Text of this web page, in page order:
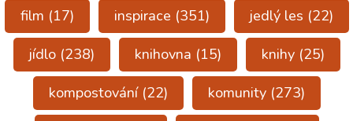
film (17) inspirace (351) jedlý les (22)
jídlo(238) knihovna (15) knihy(25)
kompostování(22) komunity(273)